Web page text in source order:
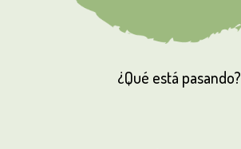
¿Qué está pasando?